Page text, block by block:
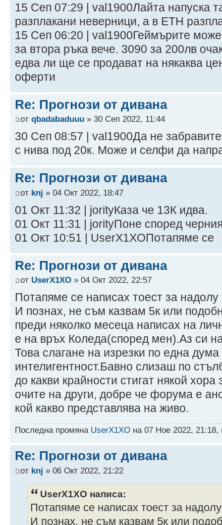
15 Сеп 07:29 | val1900Лайта напуска
разплакани неверници, а в ЕТН
15 Сеп 06:20 | val1900Геймърите може
за втора ръка вече. 3090 за 200лв
едва ли ще се продават на някаква
оферти
Re: Прогнози от дивана
от qbadabaduuu » 30 Сеп 2022, 11:44
30 Сеп 08:57 | val1900Да не
с нива под 20к. Може и селфи да
Re: Прогнози от дивана
от knj » 04 Окт 2022, 18:47
01 Окт 11:32 | jorityКаза че 13К идва.
01 Окт 11:31 | jorityПоне според
01 Окт 10:51 | UserX1XOПотапяме се
Re: Прогнози от дивана
от UserX1XO » 04 Окт 2022, 22:57
Потапяме се написах тоест за
И познах, не съм казвам 5к или
преди няколко месеца написах на
е на връх Коледа(според мен).Аз си
Това слагане на изрезки по една
интелигентност.Бавно слизаш по
до какви крайности стигат някой
очите на други, добре че форума е
кой какво представлява на живо.
Последна промяна UserX1XO на 07 Ное 2022,
Re: Прогнози от дивана
от knj » 06 Окт 2022, 21:22
UserX1XO написа:
Потапяме се написах тоест за
И познах, не съм казвам 5к или